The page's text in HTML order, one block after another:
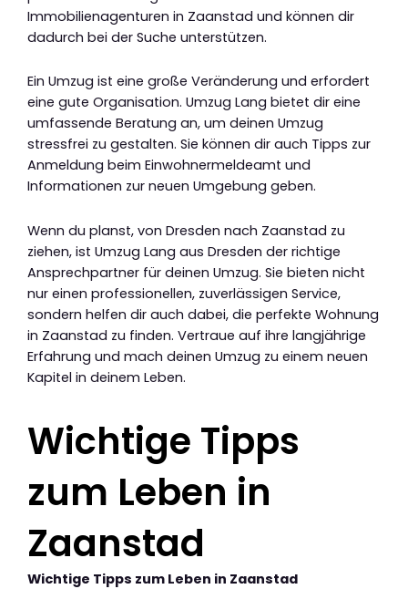
Immobilienagenturen in Zaanstad und können dir
dadurch bei der Suche unterstützen.
Ein Umzug ist eine große Veränderung und erfordert
eine gute Organisation. Umzug Lang bietet dir eine
umfassende Beratung an, um deinen Umzug
stressfrei zu gestalten. Sie können dir auch Tipps zur
Anmeldung beim Einwohnermeldeamt und
Informationen zur neuen Umgebung geben.
Wenn du planst, von Dresden nach Zaanstad zu
ziehen, ist Umzug Lang aus Dresden der richtige
Ansprechpartner für deinen Umzug. Sie bieten nicht
nur einen professionellen, zuverlässigen Service,
sondern helfen dir auch dabei, die perfekte Wohnung
in Zaanstad zu finden. Vertraue auf ihre langjährige
Erfahrung und mach deinen Umzug zu einem neuen
Kapitel in deinem Leben.
Wichtige Tipps
zum Leben in
Zaanstad
Wichtige Tipps zum Leben in Zaanstad